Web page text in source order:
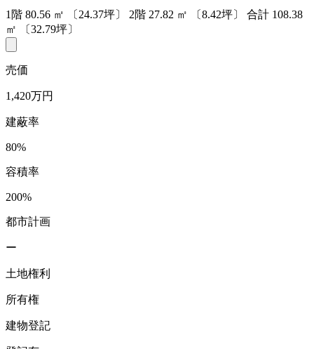
1階 80.56 ㎡ 〔24.37坪〕 2階 27.82 ㎡ 〔8.42坪〕 合計 108.38
㎡
〔32.79坪〕
売価
1,420万円
建蔽率
80%
容積率
200%
都市計画
ー
土地権利
所有権
建物登記